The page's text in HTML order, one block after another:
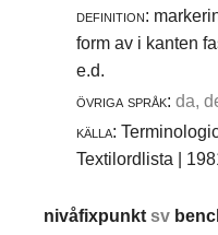
definition:
form av i kanten
e.d.
övriga språk: da,
källa:
Textilordlista |
nivåfixpunktsv